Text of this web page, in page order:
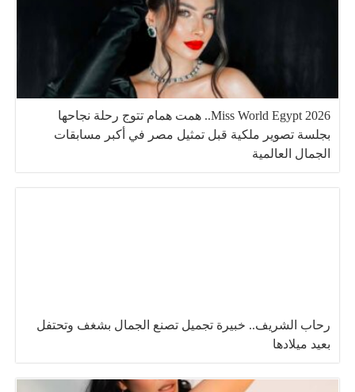
Miss World Egypt 2026.. همت همام تتوج رحلة نجاحها
بجلسة تصوير ملكية قبل تمثيل مصر في أكبر مسابقات
الجمال العالمية
رحاب الشريف.. خبيرة تجميل تصنع الجمال بشغف وتحتفل
بعيد ميلادها